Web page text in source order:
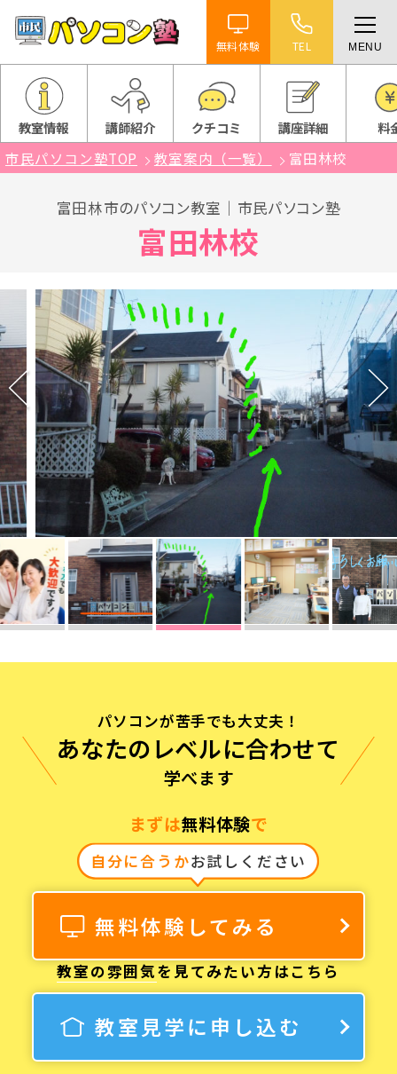
無料体験 TEL MENU
ホーム
特徴
講座紹介
教室案内
よくある質問
無料体験に申し込む
0120-868-003
受付時間／9:00〜18:00 土日祝休み
教室情報 講師紹介 クチコミ 講座詳細 料
市民パソコン塾TOP 教室案内（一覧） 富田林校
富田林市のパソコン教室｜市民パソコン塾
富田林校
パソコンが苦手でも大丈夫！
あなたのレベルに合わせて
学べます
まずは無料体験で
自分に合うかお試しください
無料体験してみる
教室の雰囲気を見てみたい方はこちら
教室見学に申し込む